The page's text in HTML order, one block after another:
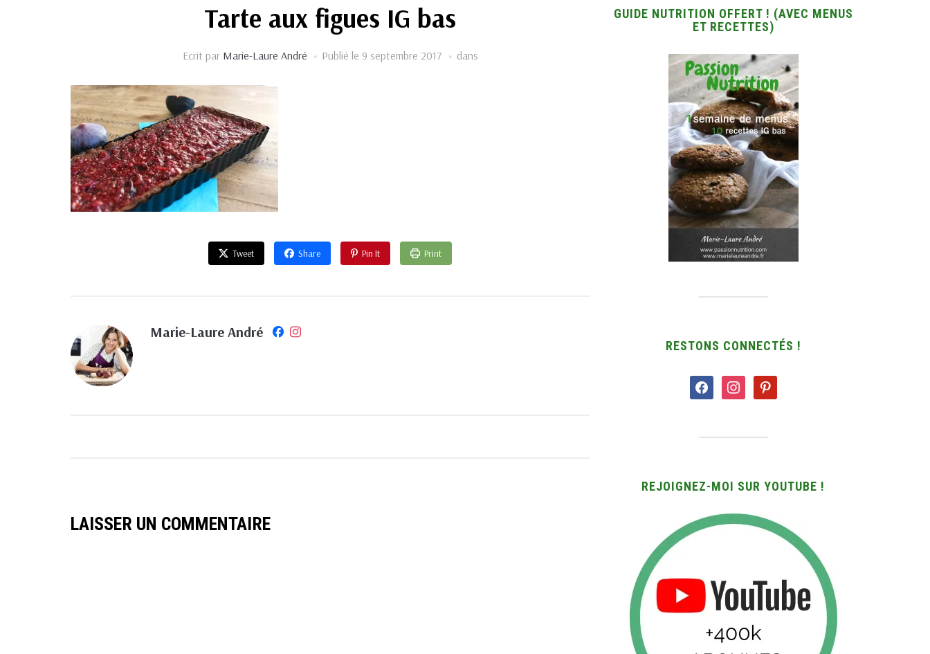
Tarte aux figues IG bas
Ecrit par Marie-Laure André Publié le 9 septembre 2017 dans
Tweet Share Pin It Print
Marie-Laure André
LAISSER UN COMMENTAIRE
GUIDE NUTRITION OFFERT ! (AVEC MENUS
ET RECETTES)
RESTONS CONNECTÉS !
facebookinstagrampinterest
REJOIGNEZ-MOI SUR YOUTUBE !